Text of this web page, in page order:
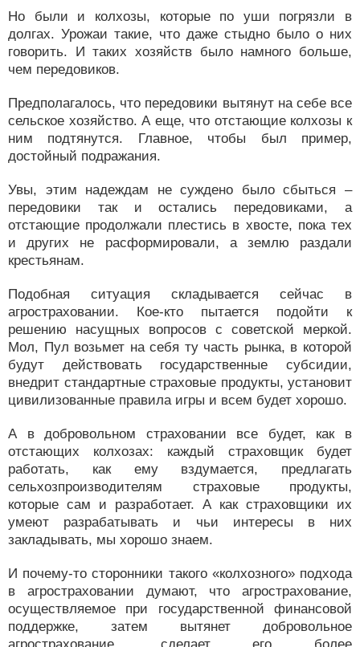
Но были и колхозы, которые по уши погрязли в
долгах. Урожаи такие, что даже стыдно было о них
говорить. И таких хозяйств было намного больше,
чем передовиков.
Предполагалось, что передовики вытянут на себе все
сельское хозяйство. А еще, что отстающие колхозы к
ним подтянутся. Главное, чтобы был пример,
достойный подражания.
Увы, этим надеждам не суждено было сбыться –
передовики так и остались передовиками, а
отстающие продолжали плестись в хвосте, пока тех
и других не расформировали, а землю раздали
крестьянам.
Подобная ситуация складывается сейчас в
агростраховании. Кое-кто пытается подойти к
решению насущных вопросов с советской меркой.
Мол, Пул возьмет на себя ту часть рынка, в которой
будут действовать государственные субсидии,
внедрит стандартные страховые продукты, установит
цивилизованные правила игры и всем будет хорошо.
А в добровольном страховании все будет, как в
отстающих колхозах: каждый страховщик будет
работать, как ему вздумается, предлагать
сельхозпроизводителям страховые продукты,
которые сам и разработает. А как страховщики их
умеют разрабатывать и чьи интересы в них
закладывать, мы хорошо знаем.
И почему-то сторонники такого «колхозного» подхода
в агростраховании думают, что агрострахование,
осуществляемое при государственной финансовой
поддержке, затем вытянет добровольное